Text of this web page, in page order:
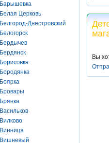
Барышевка
Белая Церковь
Белгород-Днестровский
Белогорск
Бердычев
Бердянск
Борисовка
Бородянка
Боярка
Бровары
Брянка
Васильков
Вилково
Винница
Вишневый
Вы